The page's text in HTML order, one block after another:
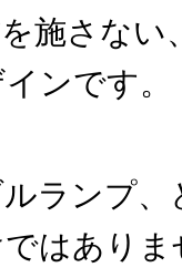
施さない
ンです。
ランプ
はありま